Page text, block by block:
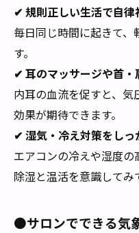
✔ 規則正しい生活で自律
毎日同じ時間に起きて
す。
✔ 耳のマッサージや首・
内耳の血流を促すと、
効果が期待できます。
✔ 湿気・冷え対策をしっ
エアコンの冷えや湿度の
除湿と温活を意識してみ
🟠サロンでできる気